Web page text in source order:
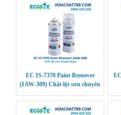
EC IS-7370 Paint Remover
(IAW-309) Chất lột sơn chuyên